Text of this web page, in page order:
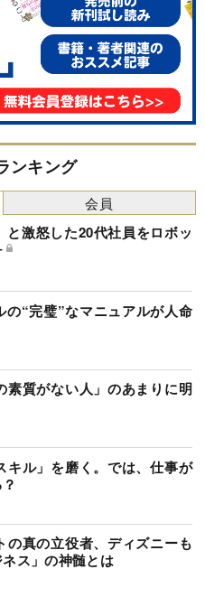
ンキング
激怒した20代社員をロボッ
の“完璧”なマニュアルが人命
素質がない人」のあまりに明
キル」を磨く。では、仕事が
の真の立役者、ディズニーも
ス」の神髄とは
会員